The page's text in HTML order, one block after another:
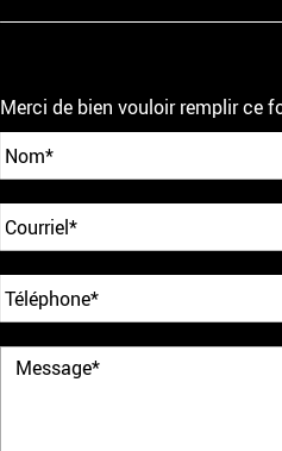
Merci de bien vouloir remplir ce